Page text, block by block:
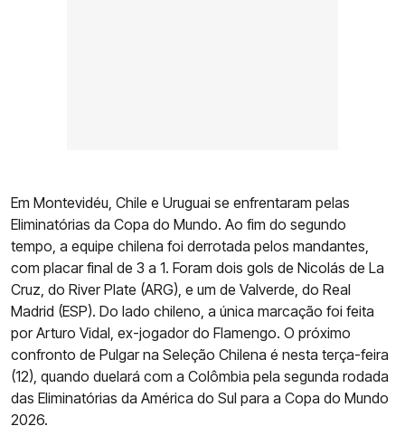
Em Montevidéu, Chile e Uruguai se enfrentaram pelas
Eliminatórias da Copa do Mundo. Ao fim do segundo
tempo, a equipe chilena foi derrotada pelos mandantes,
com placar final de 3 a 1. Foram dois gols de Nicolás de La
Cruz, do River Plate (ARG), e um de Valverde, do Real
Madrid (ESP). Do lado chileno, a única marcação foi feita
por Arturo Vidal, ex-jogador do Flamengo. O próximo
confronto de Pulgar na Seleção Chilena é nesta terça-feira
(12), quando duelará com a Colômbia pela segunda rodada
das Eliminatórias da América do Sul para a Copa do Mundo
2026.